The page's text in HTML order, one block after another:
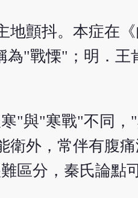
顫抖。本症在
"戰慄"；明．王
"與"寒戰"不同，
外，常伴有腹
區分，秦氏論點